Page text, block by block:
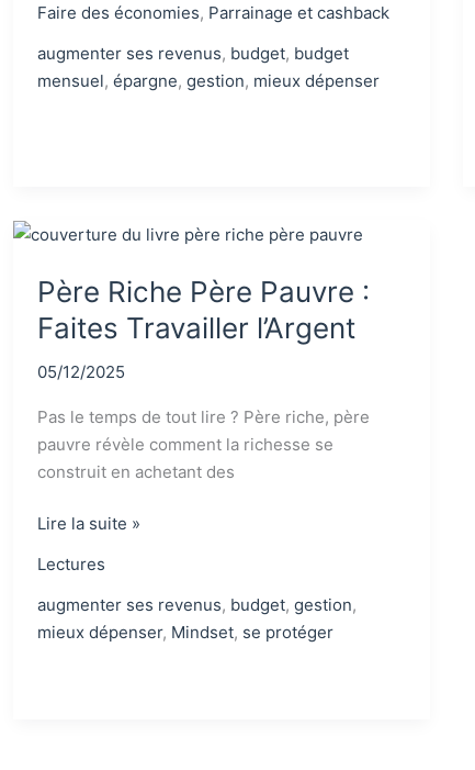
cashback
en
épargne
Faire des économies, Parrainage et cashback
augmenter ses revenus, budget, budget
mensuel,épargne,gestion, mieux dépenser
Père Riche Père Pauvre :
Faites Travailler l’Argent
05/12/2025
Pas le temps de tout lire ? Père riche, père
pauvre révèle comment la richesse se
construit en achetant des
Père
Père
Pauvre
:
Lire la suite »
Lectures
augmenter ses revenus, budget,gestion,
mieux dépenser, Mindset, se protéger